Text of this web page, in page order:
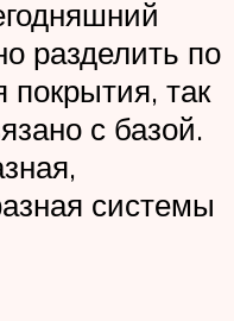
разделить по
так
с базой.
системы